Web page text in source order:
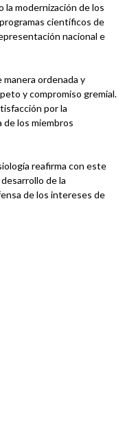
la modernización de los
científicos de
nacional e
ordenada y
y compromiso gremial.
por la
de los miembros
reafirma con este
de la
de los intereses de